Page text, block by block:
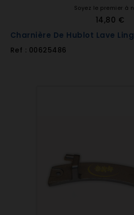
Soyez le premier à
14,80 €
Charnière De Hublot Lave
Ref : 00625486